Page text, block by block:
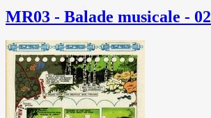
MR03 - Balade musicale - 02